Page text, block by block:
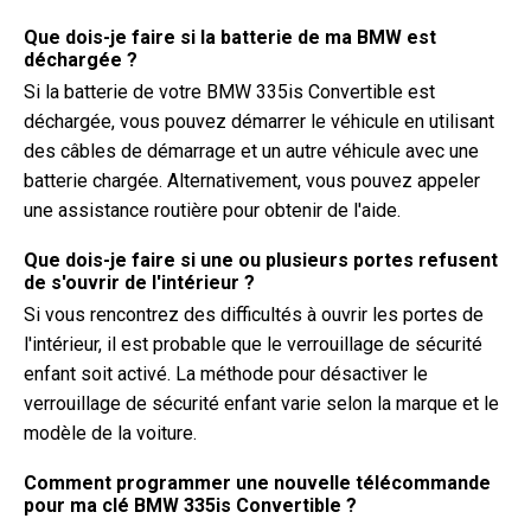
Que dois-je faire si la batterie de ma BMW est
déchargée ?
Si la batterie de votre BMW 335is Convertible est
déchargée, vous pouvez démarrer le véhicule en utilisant
des câbles de démarrage et un autre véhicule avec une
batterie chargée. Alternativement, vous pouvez appeler
une assistance routière pour obtenir de l'aide.
Que dois-je faire si une ou plusieurs portes refusent
de s'ouvrir de l'intérieur ?
Si vous rencontrez des difficultés à ouvrir les portes de
l'intérieur, il est probable que le verrouillage de sécurité
enfant soit activé. La méthode pour désactiver le
verrouillage de sécurité enfant varie selon la marque et le
modèle de la voiture.
Comment programmer une nouvelle télécommande
pour ma clé BMW 335is Convertible ?